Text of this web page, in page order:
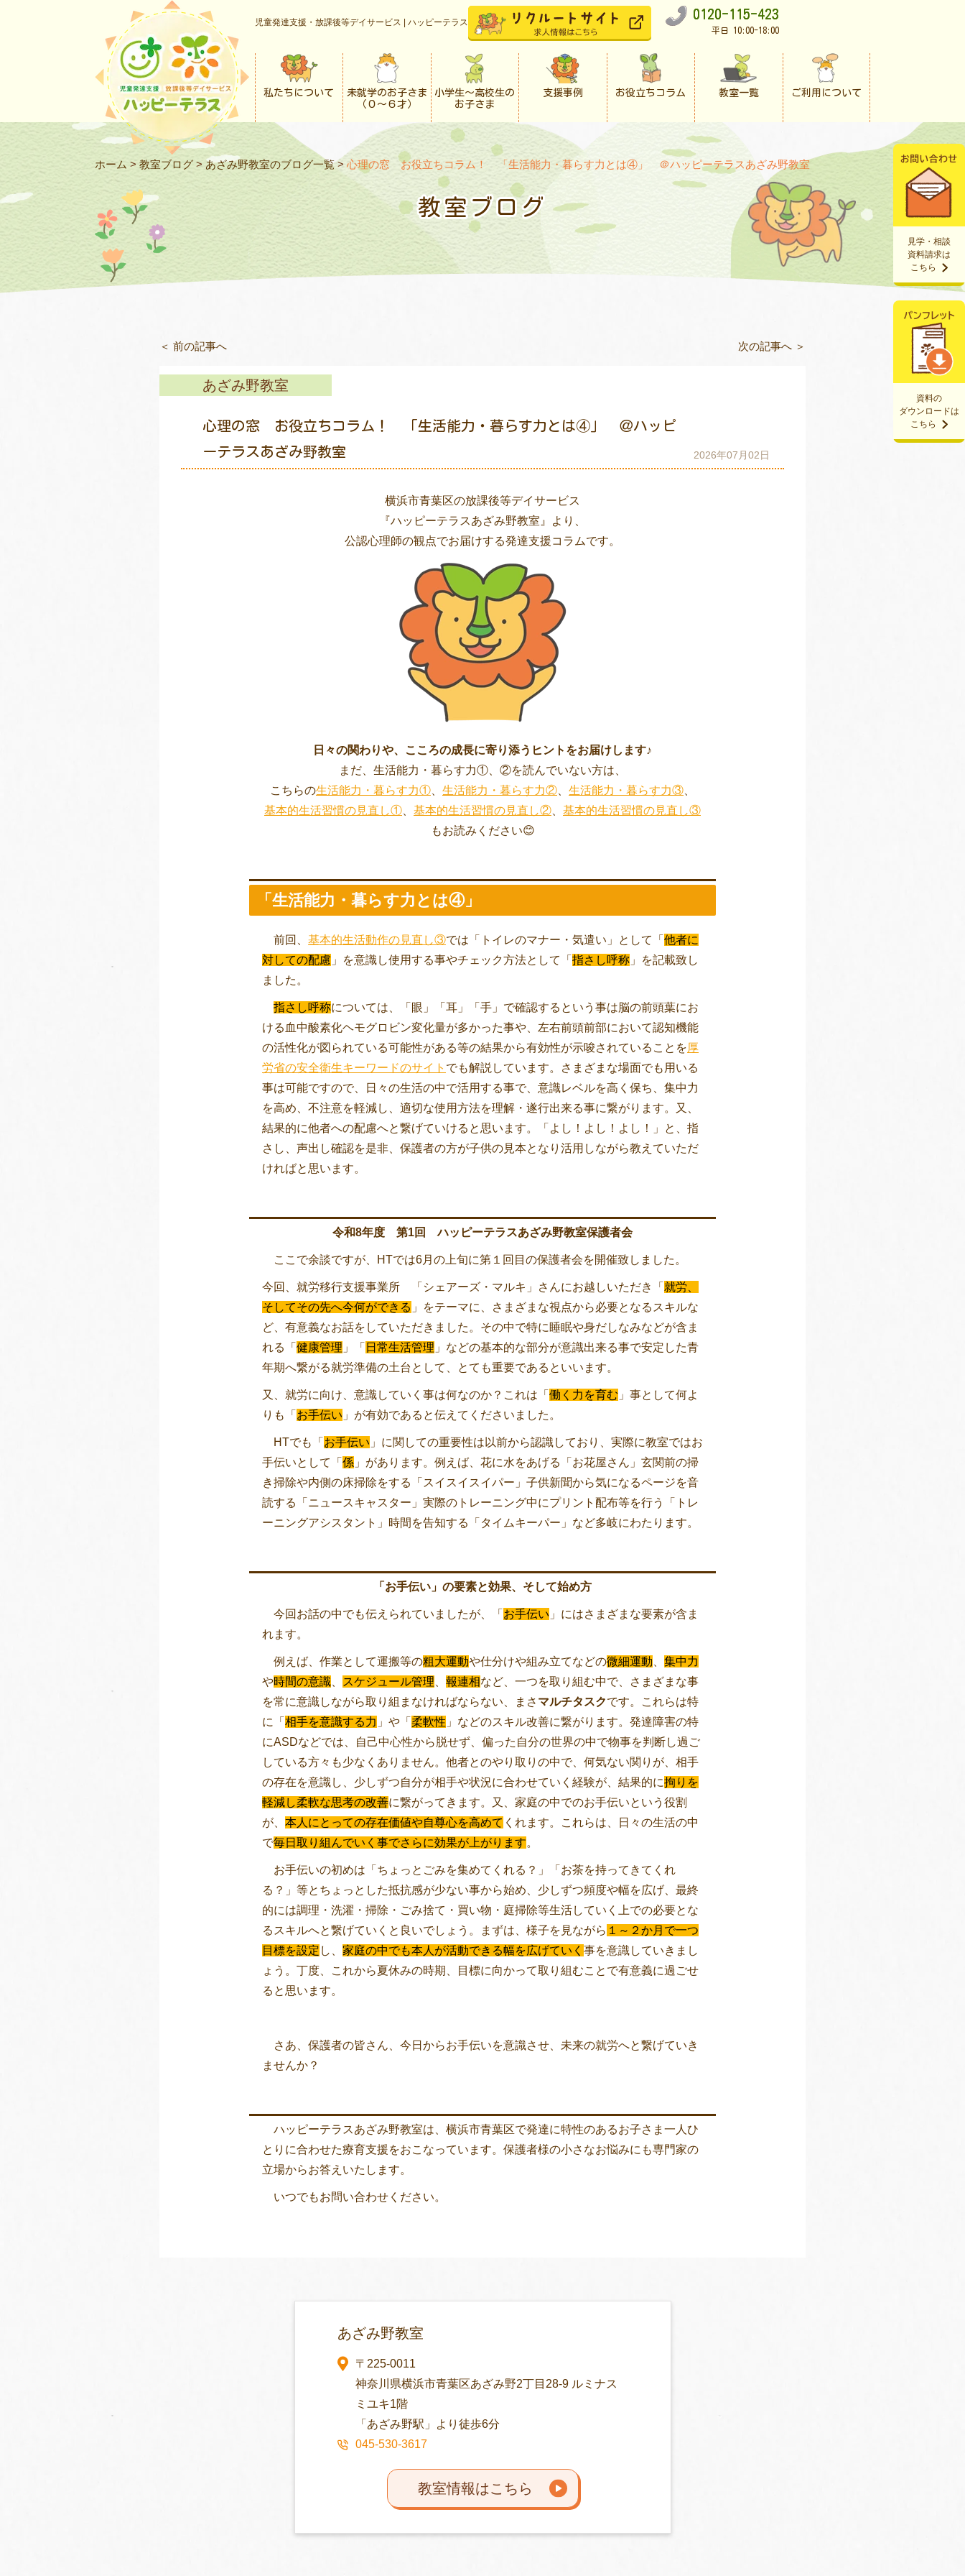
児童発達支援・放課後等デイサービス | ハッピーテラス
0120-115-423
平日 10:00-18:00
私たちについて
未就学のお子さま
（０〜６才）
小学生〜高校生の
お子さま
支援事例 お役立ちコラム 教室一覧 ご利用について
資料の
ダウンロードは
こちら
見学・相談
資料請求は
こちら
ホーム > 教室ブログ > あざみ野教室のブログ一覧> 心理の窓 お役立ちコラム！ 「生活能力・暮らす力とは④」 ＠ハッピーテラスあざみ野教室
教室ブログ
＜ 前の記事へ 次の記事へ ＞
あざみ野教室
心理の窓 お役立ちコラム！ 「生活能力・暮らす力とは④」 ＠ハッピ
ーテラスあざみ野教室
2026年07月02日
横浜市青葉区の放課後等デイサービス
『ハッピーテラスあざみ野教室』より、
公認心理師の観点でお届けする発達支援コラムです。
日々の関わりや、こころの成長に寄り添うヒントをお届けします♪
まだ、生活能力・暮らす力①、②を読んでいない方は、
こちらの生活能力・暮らす力① 生活能力・暮らす力② 生活能力・暮らす力③
基本的生活習慣の見直し①
基本的生活習慣の見直し②
基本的生活習慣の見直し③
もお読みください😊
「生活能力・暮らす力とは④」
前回、 基本的生活動作の見直し③では「トイレのマナー・気遣い」として「 他者に
対しての配慮 」を意識し使用する事やチェック方法として「 指さし呼称 」を記載致し
ました。
指さし呼称については、「眼」「耳」「手」で確認するという事は脳の前頭葉にお
ける血中酸素化ヘモグロビン変化量が多かった事や、左右前頭前部において認知機能
の活性化が図られている可能性がある等の結果から有効性が示唆されていることを厚
労省の安全衛生キーワードのサイト でも解説しています。さまざまな場面でも用いる
事は可能ですので、日々の生活の中で活用する事で、意識レベルを高く保ち、集中力
を高め、不注意を軽減し、適切な使用方法を理解・遂行出来る事に繋がります。又、
結果的に他者への配慮へと繋げていけると思います。「よし！よし！よし！」と、指
さし、声出し確認を是非、保護者の方が子供の見本となり活用しながら教えていただ
ければと思います。
令和8年度 第1回 ハッピーテラスあざみ野教室保護者会
ここで余談ですが、HTでは6月の上旬に第１回目の保護者会を開催致しました。
今回、就労移行支援事業所 「シェアーズ・マルキ」さんにお越しいただき「 就労、
そしてその先へ今何ができる 」をテーマに、さまざまな視点から必要となるスキルな
ど、有意義なお話をしていただきました。その中で特に睡眠や身だしなみなどが含ま
れる「 健康管理 」「 日常生活管理 」などの基本的な部分が意識出来る事で安定した青
年期へ繋がる就労準備の土台として、とても重要であるといいます。
又、就労に向け、意識していく事は何なのか？これは「 働く力を育む 」事として何よ
りも「 お手伝い 」が有効であると伝えてくださいました。
HTでも「 お手伝い 」に関しての重要性は以前から認識しており、実際に教室ではお
手伝いとして「 係 」があります。例えば、花に水をあげる「お花屋さん」玄関前の掃
き掃除や内側の床掃除をする「スイスイスイパー」子供新聞から気になるページを音
読する「ニュースキャスター」実際のトレーニング中にプリント配布等を行う「トレ
ーニングアシスタント」時間を告知する「タイムキーパー」など多岐にわたります。
「お手伝い」の要素と効果、そして始め方
今回お話の中でも伝えられていましたが、「 お手伝い 」にはさまざまな要素が含ま
れます。
例えば、作業として運搬等の粗大運動や仕分けや組み立てなどの微細運動
集中力
や時間の意識 スケジュール管理 報連相など、一つを取り組む中で、さまざまな事
を常に意識しながら取り組まなければならない、まさ マルチタスクです。これらは特
に「 相手を意識する力 」や「 柔軟性 」などのスキル改善に繋がります。発達障害の特
にASDなどでは、自己中心性から脱せず、偏った自分の世界の中で物事を判断し過ご
している方々も少なくありません。他者とのやり取りの中で、何気ない関りが、相手
の存在を意識し、少しずつ自分が相手や状況に合わせていく経験が、結果的に拘りを
軽減し柔軟な思考の改善に繋がってきます。又、家庭の中でのお手伝いという役割
が、 本人にとっての存在価値や自尊心を高めて くれます。これらは、日々の生活の中
で毎日取り組んでいく事でさらに効果が上がります。
お手伝いの初めは「ちょっとごみを集めてくれる？」「お茶を持ってきてくれ
る？」等とちょっとした抵抗感が少ない事から始め、少しずつ頻度や幅を広げ、最終
的には調理・洗濯・掃除・ごみ捨て・買い物・庭掃除等生活していく上での必要とな
るスキルへと繋げていくと良いでしょう。まずは、様子を見ながら １～２か月で一つ
目標を設定 し、 家庭の中でも本人が活動できる幅を広げていく 事を意識していきまし
ょう。丁度、これから夏休みの時期、目標に向かって取り組むことで有意義に過ごせ
ると思います。
さあ、保護者の皆さん、今日からお手伝いを意識させ、未来の就労へと繋げていき
ませんか？
ハッピーテラスあざみ野教室は、横浜市青葉区で発達に特性のあるお子さま一人ひ
とりに合わせた療育支援をおこなっています。保護者様の小さなお悩みにも専門家の
立場からお答えいたします。
いつでもお問い合わせください。
あざみ野教室
〒225-0011
神奈川県横浜市青葉区あざみ野2丁目28-9 ルミナス
ミユキ1階
「あざみ野駅」より徒歩6分
045-530-3617
教室情報はこちら